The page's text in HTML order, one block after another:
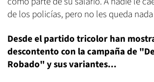
de los policías, pero no les queda
Desde el partido tricolor han
descontento con la campaña de
Robado" y sus variantes...